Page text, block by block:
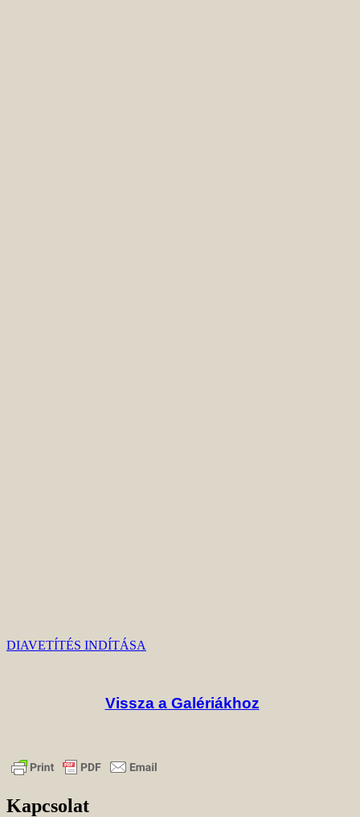
DIAVETÍTÉS INDÍTÁSA
Vissza a Galériákhoz
Kapcsolat